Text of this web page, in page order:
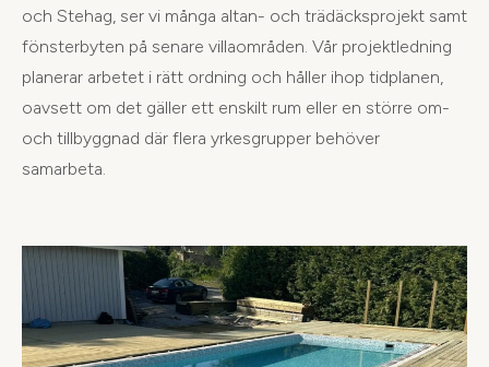
och Stehag, ser vi många altan- och trädäcksprojekt samt
fönsterbyten på senare villaområden. Vår projektledning
planerar arbetet i rätt ordning och håller ihop tidplanen,
oavsett om det gäller ett enskilt rum eller en större om-
och tillbyggnad där flera yrkesgrupper behöver
samarbeta.